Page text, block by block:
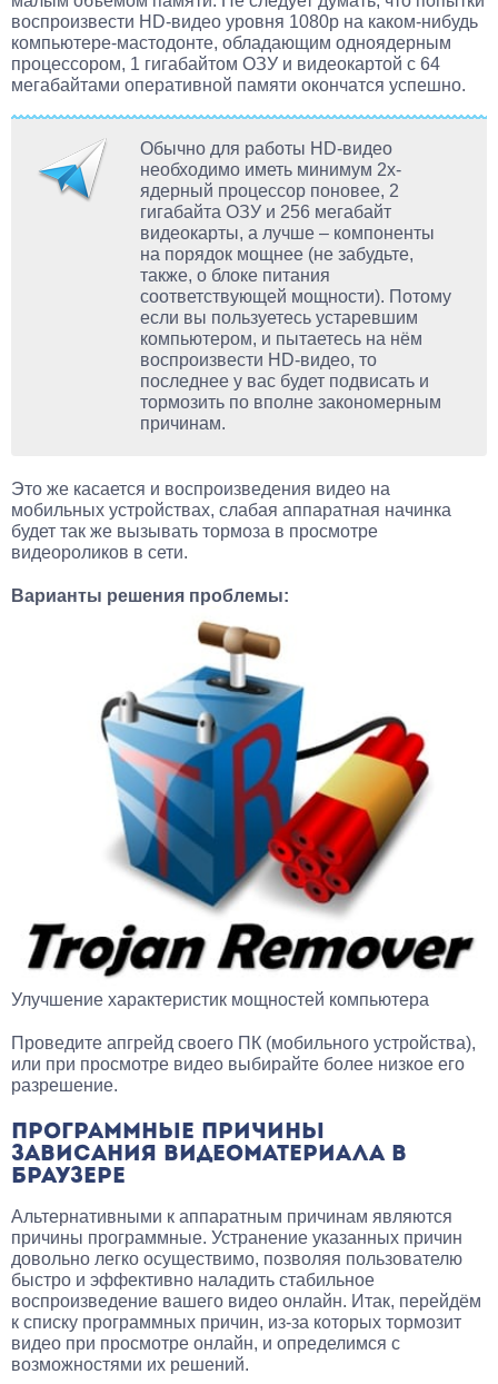
воспроизвести HD-видео уровня 1080p на каком-нибудь
компьютере-мастодонте, обладающим одноядерным
процессором, 1 гигабайтом ОЗУ и видеокартой с 64
мегабайтами оперативной памяти окончатся успешно.
Обычно для работы HD-видео
необходимо иметь минимум 2х-
ядерный процессор поновее, 2
гигабайта ОЗУ и 256 мегабайт
видеокарты, а лучше – компоненты
на порядок мощнее (не забудьте,
также, о блоке питания
соответствующей мощности). Потому
если вы пользуетесь устаревшим
компьютером, и пытаетесь на нём
воспроизвести HD-видео, то
последнее у вас будет подвисать и
тормозить по вполне закономерным
причинам.
Это же касается и воспроизведения видео на
мобильных устройствах, слабая аппаратная начинка
будет так же вызывать тормоза в просмотре
видеороликов в сети.
Варианты решения проблемы:
Улучшение характеристик мощностей компьютера
Проведите апгрейд своего ПК (мобильного устройства),
или при просмотре видео выбирайте более низкое его
разрешение.
ПРОГРАММНЫЕ ПРИЧИНЫ
ЗАВИСАНИЯ ВИДЕОМАТЕРИАЛА В
БРАУЗЕРЕ
Альтернативными к аппаратным причинам являются
причины программные. Устранение указанных причин
довольно легко осуществимо, позволяя пользователю
быстро и эффективно наладить стабильное
воспроизведение вашего видео онлайн. Итак, перейдём
к списку программных причин, из-за которых тормозит
видео при просмотре онлайн, и определимся с
возможностями их решений.